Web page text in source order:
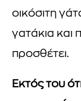
οικόσιτη
γατάκια και
προσθέτει.
Εκτός του